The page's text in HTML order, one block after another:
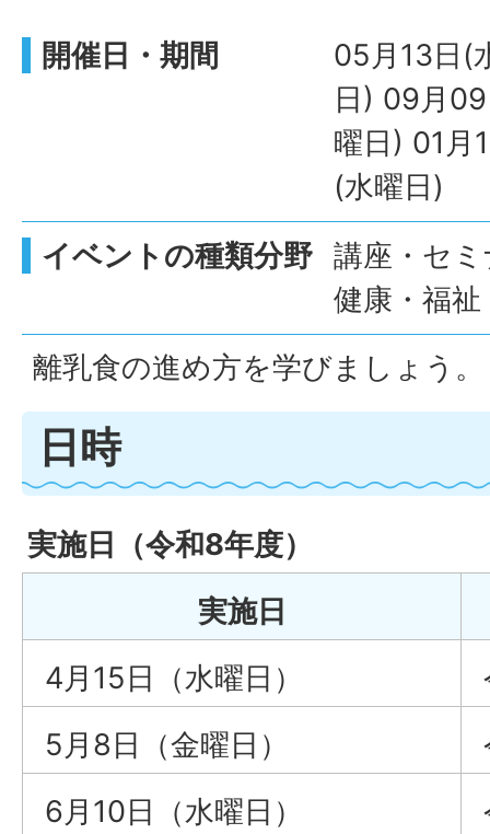
開催日・期間
05月13日(
日) 09月
曜日) 01月
(水曜日)
イベントの種類分野 講座・セ
健康・福祉
離乳食の進め方を学びましょう。
日時
実施日（令和8年度）
実施日
4月15日（水曜日）
5月8日（金曜日）
6月10日（水曜日）